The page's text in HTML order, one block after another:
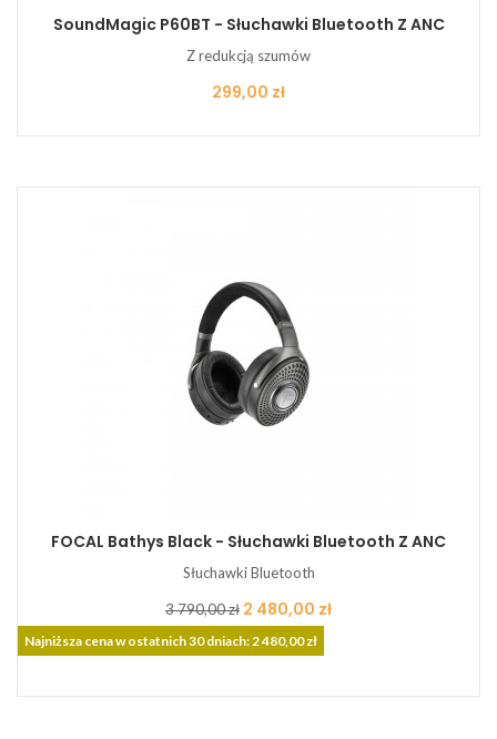
SoundMagic P60BT - Słuchawki Bluetooth Z ANC
Z redukcją szumów
Cena
299,00 zł
FOCAL Bathys Black - Słuchawki Bluetooth Z ANC
Słuchawki Bluetooth
Cena
podstawowa
3 790,00 zł Cena
2 480,00 zł
Najniższa cena w ostatnich 30 dniach: 2 480,00 zł